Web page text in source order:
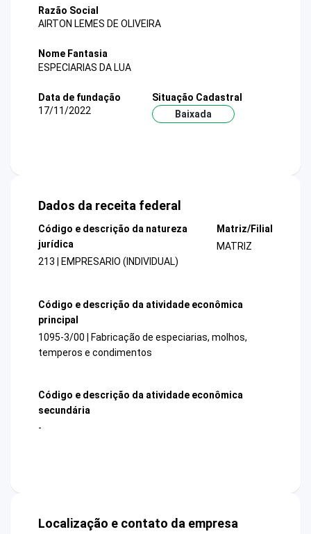
Razão Social
AIRTON LEMES DE OLIVEIRA
Nome Fantasia
ESPECIARIAS DA LUA
Data de fundação
17/11/2022
Situação Cadastral
Baixada
Dados da receita federal
Código e descrição da natureza
jurídica
213 | EMPRESARIO (INDIVIDUAL)
Matriz/Filial
MATRIZ
Código e descrição da atividade econômica
principal
1095-3/00 | Fabricação de especiarias, molhos,
temperos e condimentos
Código e descrição da atividade econômica
secundária
-
Localização e contato da empresa